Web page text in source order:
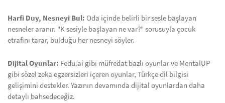
Harfi Duy, Nesneyi Bul: Oda içinde belirli bir sesle başlayan
nesneler aranır. "K sesiyle başlayan ne var?" sorusuyla çocuk
etrafını tarar, bulduğu her nesneyi söyler.
Dijital Oyunlar: Fedu.ai gibi müfredat bazlı oyunlar ve MentalUP
gibi sözel zeka egzersizleri içeren oyunlar, Türkçe dil bilgisi
gelişimini destekler. Yazının devamında dijital oyunlardan daha
detaylı bahsedeceğiz.